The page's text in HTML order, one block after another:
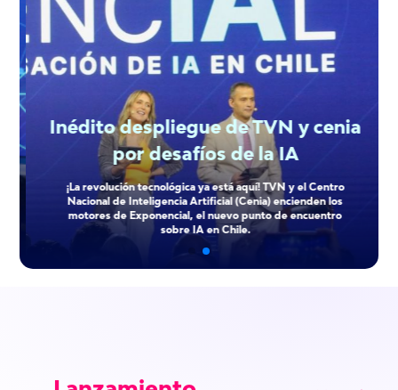
Inédito despliegue de TVN y cenia
por desafíos de la IA
¡La revolución tecnológica ya está aquí! TVN y el Centro
Nacional de Inteligencia Artificial (Cenia) encienden los
motores de Exponencial, el nuevo punto de encuentro
sobre IA en Chile.